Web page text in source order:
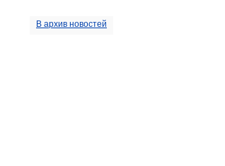
В архив новостей